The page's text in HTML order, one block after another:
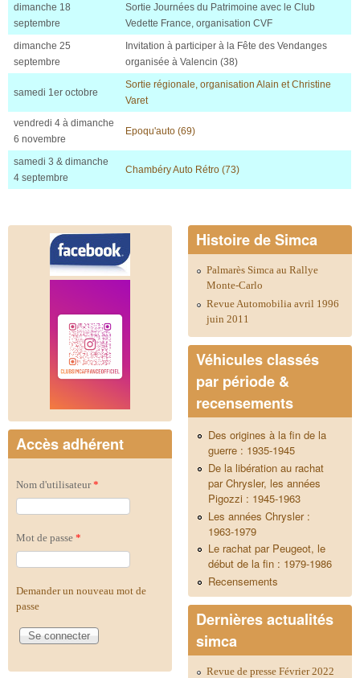
dimanche 18
septembre
Sortie Journées du Patrimoine avec le Club
Vedette France, organisation CVF
dimanche 25
septembre
Invitation à participer à la Fête des Vendanges
organisée à Valencin (38)
samedi 1er octobre
Sortie régionale, organisation Alain et Christine
Varet
vendredi 4 à dimanche
6 novembre
Epoqu'auto (69)
samedi 3 & dimanche
4 septembre
Chambéry Auto Rétro (73)
Accès adhérent
Nom d'utilisateur*
Mot de passe *
Demander un nouveau mot de
passe
Histoire de Simca
Palmarès Simca au Rallye
Monte-Carlo
Revue Automobilia avril 1996
juin 2011
Véhicules classés
par période &
recensements
Des origines à la fin de la
guerre : 1935-1945
De la libération au rachat
par Chrysler, les années
Pigozzi : 1945-1963
Les années Chrysler :
1963-1979
Le rachat par Peugeot, le
début de la fin : 1979-1986
Recensements
Dernières actualités
simca
Revue de presse Février 2022